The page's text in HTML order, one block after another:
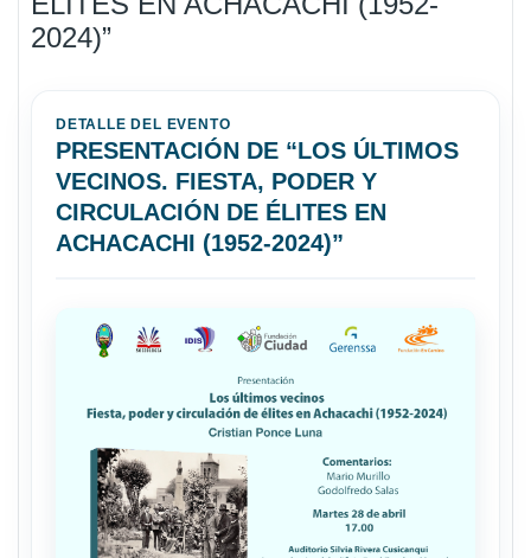
2024)”
DETALLE DEL EVENTO
PRESENTACIÓN DE “LOS ÚLTIMOS
VECINOS. FIESTA, PODER Y
CIRCULACIÓN DE ÉLITES EN
ACHACACHI (1952-2024)”